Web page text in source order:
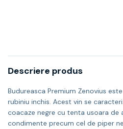
Descriere produs
Budureasca Premium Zenovius
rubiniu inchis. Acest vin se
coacaze negre cu tenta usoara de
condimente precum cel de piper